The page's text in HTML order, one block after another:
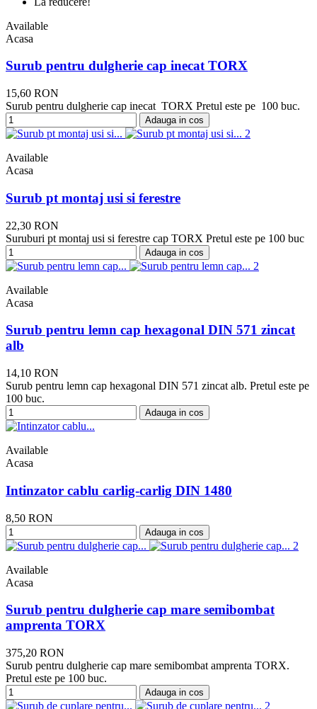
Available
Acasa
Surub pentru dulgherie cap inecat TORX
15,60 RON
Surub pentru dulgherie cap inecat TORX Pretul este pe 100 buc.
Adauga in cos
Available
Acasa
Surub pt montaj usi si ferestre
22,30 RON
Suruburi pt montaj usi si ferestre cap TORX Pretul este pe 100 buc
Adauga in cos
Available
Acasa
Surub pentru lemn cap hexagonal DIN 571 zincat
alb
14,10 RON
Surub pentru lemn cap hexagonal DIN 571 zincat alb. Pretul este pe
100 buc.
Adauga in cos
Available
Acasa
Intinzator cablu carlig-carlig DIN 1480
8,50 RON
Adauga in cos
Available
Acasa
Surub pentru dulgherie cap mare semibombat
amprenta TORX
375,20 RON
Surub pentru dulgherie cap mare semibombat amprenta TORX.
Pretul este pe 100 buc.
Adauga in cos